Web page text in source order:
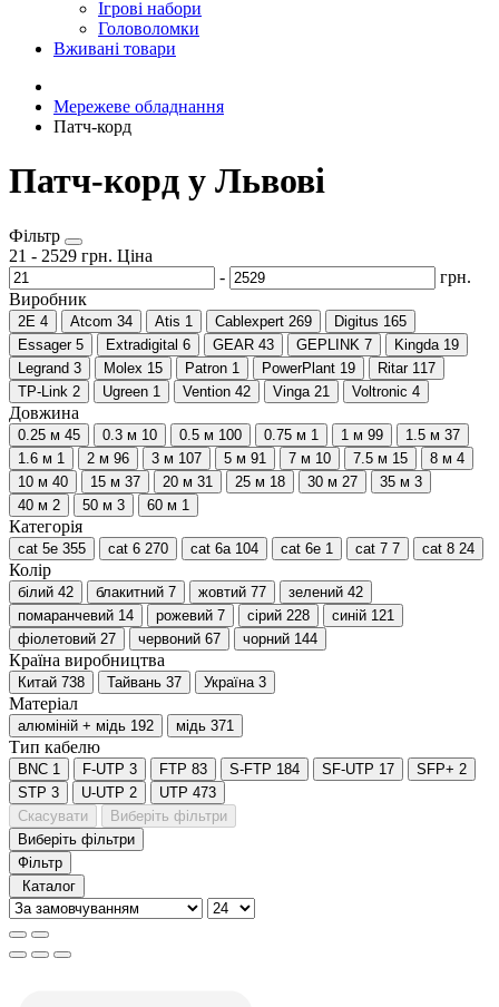
Ігрові набори
Головоломки
Вживані товари
Мережеве обладнання
Патч-корд
Патч-корд у Львові
Фільтр
21 - 2529 грн. Ціна
-
грн.
Виробник
2E 4 Atcom 34 Atis 1 Cablexpert 269 Digitus 165
Essager 5 Extradigital 6 GEAR 43 GEPLINK 7 Kingda 19
Legrand 3 Molex 15 Patron 1 PowerPlant 19 Ritar 117
TP-Link 2 Ugreen 1 Vention 42 Vinga 21 Voltronic 4
Довжина
0.25 м 45 0.3 м 10 0.5 м 100 0.75 м 1 1 м 99 1.5 м 37
1.6 м 1 2 м 96 3 м 107 5 м 91 7 м 10 7.5 м 15 8 м 4
10 м 40 15 м 37 20 м 31 25 м 18 30 м 27 35 м 3
40 м 2 50 м 3 60 м 1
Категорія
cat 5e 355 cat 6 270 cat 6a 104 cat 6e 1 cat 7 7 cat 8 24
Колір
білий 42 блакитний 7 жовтий 77 зелений 42
помаранчевий 14 рожевий 7 сірий 228 синій 121
фіолетовий 27 червоний 67 чорний 144
Країна виробництва
Китай 738 Тайвань 37 Україна 3
Матеріал
алюміній + мідь 192 мідь 371
Тип кабелю
BNC 1 F-UTP 3 FTP 83 S-FTP 184 SF-UTP 17 SFP+ 2
STP 3 U-UTP 2 UTP 473
Скасувати
Виберіть фільтри
Виберіть фільтри
Фільтр
Каталог